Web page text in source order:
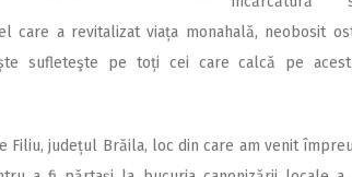
care a revitalizat viața monahală, neobosit
sufleteşte pe toți cei care calcă pe
județul Brăila, loc din care am venit